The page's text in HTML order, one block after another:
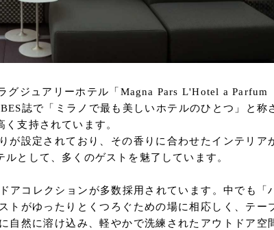
グジュアリーホテル「Magna Pars L'Hotel a Parfum
誌で「ミラノで最も美しいホテルのひとつ」と称
支持されています。
が設定されており、その香りに合わせたインテリア
として、多くのゲストを魅了しています。
アコレクションが多数採用されています。中でも「
トがゆったりとくつろぐための場に相応しく、テー
自然に溶け込み、軽やかで洗練されたアウトドア空